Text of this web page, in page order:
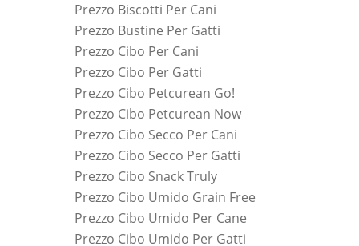
Prezzo Biscotti Per Cani
Prezzo Bustine Per Gatti
Prezzo Cibo Per Cani
Prezzo Cibo Per Gatti
Prezzo Cibo Petcurean Go!
Prezzo Cibo Petcurean Now
Prezzo Cibo Secco Per Cani
Prezzo Cibo Secco Per Gatti
Prezzo Cibo Snack Truly
Prezzo Cibo Umido Grain Free
Prezzo Cibo Umido Per Cane
Prezzo Cibo Umido Per Gatti